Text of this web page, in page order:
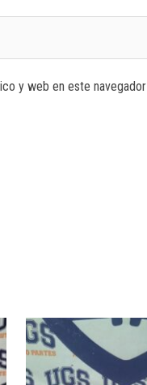
y web en este navegador